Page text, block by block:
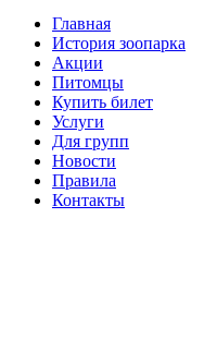
Главная
История зоопарка
Акции
Питомцы
Купить билет
Услуги
Для групп
Новости
Правила
Контакты